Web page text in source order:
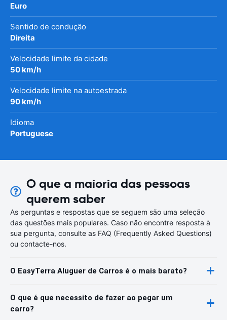
Euro
Sentido de condução
Direita
Velocidade limite da cidade
50 km/h
Velocidade limite na autoestrada
90 km/h
Idioma
Portuguese
O que a maioria das pessoas
querem saber
As perguntas e respostas que se seguem são uma seleção
das questões mais populares. Caso não encontre resposta à
sua pergunta, consulte as FAQ (Frequently Asked Questions)
ou contacte-nos.
O EasyTerra Aluguer de Carros é o mais barato?
O que é que necessito de fazer ao pegar um
carro?